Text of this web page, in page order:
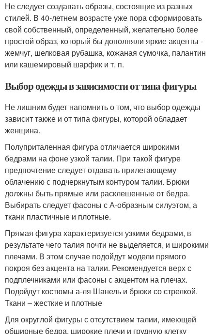
Не следует создавать образы, состоящие из разных
стилей. В 40-летнем возрасте уже пора сформировать
свой собственный, определенный, желательно более
простой образ, который бы дополняли яркие акценты -
жемчуг, шелковая рубашка, кожаная сумочка, палантин
или кашемировый шарфик и т. п.
Выбор одежды в зависимости от типа фигуры
Не лишним будет напомнить о том, что выбор одежды
зависит также и от типа фигуры, которой обладает
женщина.
Полуприталенная фигура отличается широкими
бедрами на фоне узкой талии. При такой фигуре
предпочтение следует отдавать прилегающему
облачению с подчеркнутым контуром талии. Брюки
должны быть прямые или расклешенные от бедра.
Выбирать следует фасоны с А-образным силуэтом, а
ткани пластичные и плотные.
Прямая фигура характеризуется узкими бедрами, в
результате чего талия почти не выделяется, и широкими
плечами. В этом случае подойдут модели прямого
покроя без акцента на талии. Рекомендуется верх с
подплечниками или фасоны с акцентом на плечах.
Подойдут костюмы а-ля Шанель и брюки со стрелкой.
Ткани – жесткие и плотные
Для округлой фигуры с отсутствием талии, имеющей
обширные бедра, широкие плечи и грудную клетку